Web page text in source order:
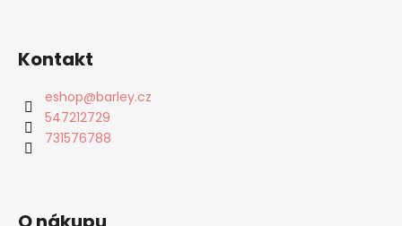
Kontakt
eshop@barley.cz
547212729
731576788